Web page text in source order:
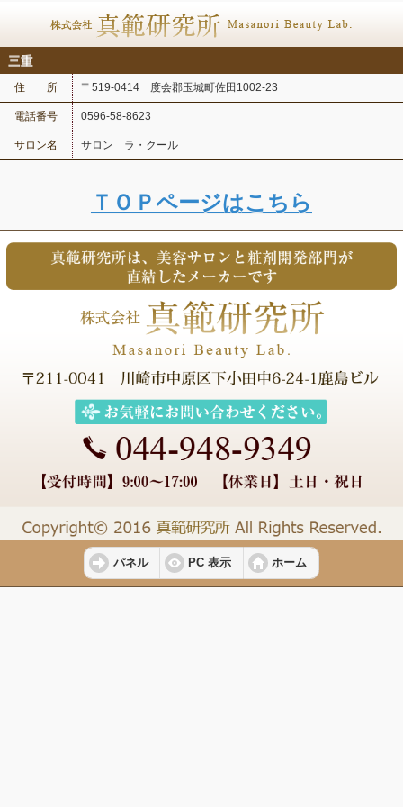
三重
住 所 〒519-0414 度会郡玉城町佐田1002-23
電話番号 0596-58-8623
サロン名 サロン ラ・クール
ＴＯＰページはこちら
パネル PC 表示 ホーム